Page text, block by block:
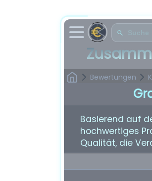
Bewertungen
Basierend auf
hochwertiges
Qualität, die